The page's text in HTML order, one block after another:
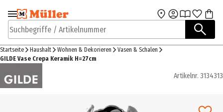
Zur Navigation
springen
Zum Hauptinhalt
Suchbegriffe / Artikelnummer
Startseite Haushalt Wohnen & Dekorieren
Vasen & Schalen
GILDE Vase Crepa Keramik H=27cm
Artikelnr. 3134313